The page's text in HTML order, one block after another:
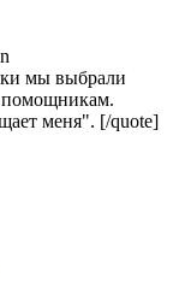
мы выбрали
помощникам.
меня". [/quote]